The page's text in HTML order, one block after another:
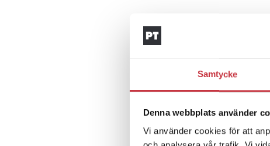
Samtycke
Denna webbplats använder
Vi använder cookies för att